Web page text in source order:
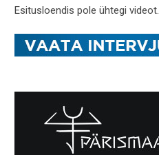
Esitusloendis pole ühtegi videot.